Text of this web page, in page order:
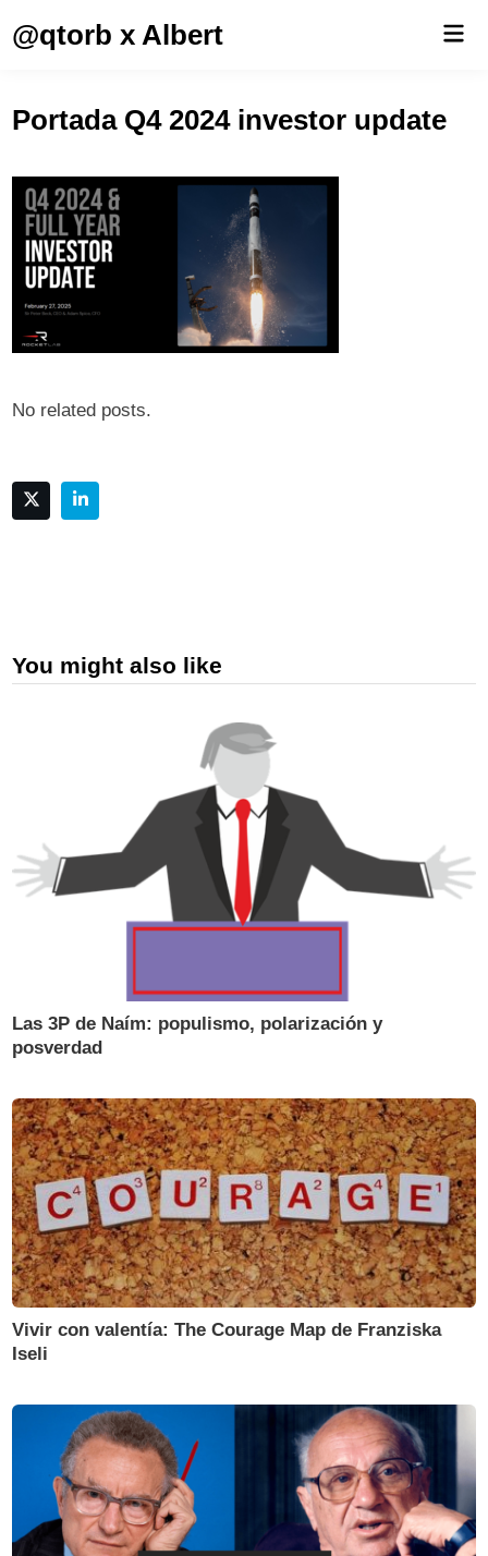
@qtorb x Albert
Portada Q4 2024 investor update
No related posts.
You might also like
Las 3P de Naím: populismo, polarización y
posverdad
Vivir con valentía: The Courage Map de Franziska
Iseli